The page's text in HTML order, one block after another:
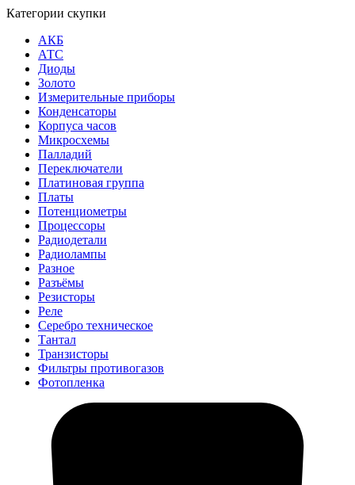
Категории скупки
АКБ
АТС
Диоды
Золото
Измерительные приборы
Конденсаторы
Корпуса часов
Микросхемы
Палладий
Переключатели
Платиновая группа
Платы
Потенциометры
Процессоры
Радиодетали
Радиолампы
Разное
Разъёмы
Резисторы
Реле
Серебро техническое
Тантал
Транзисторы
Фильтры противогазов
Фотопленка